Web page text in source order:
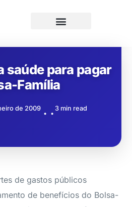
saúde para pagar
Família
de 2009 3 min read
de gastos públicos
de benefícios do Bolsa-